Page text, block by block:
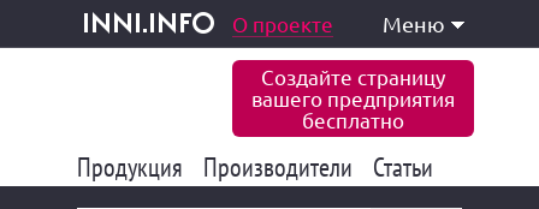
inni.info
и услуги О проекте Меню
Создайте страницу
вашего предприятия
бесплатно
Продукция 177 841
Производители 6 774
Статьи